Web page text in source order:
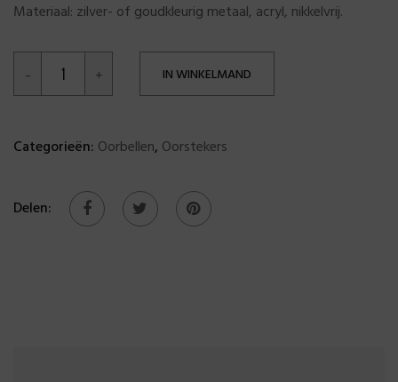
Materiaal: zilver- of goudkleurig metaal, acryl, nikkelvrij.
IN WINKELMAND
Categorieën: Oorbellen, Oorstekers
Delen: